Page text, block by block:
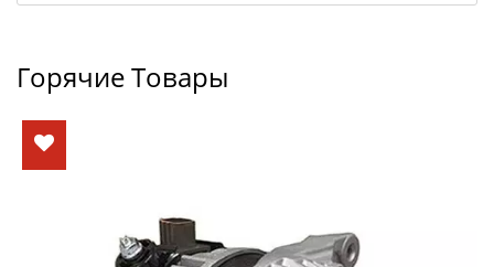
Горячие Товары